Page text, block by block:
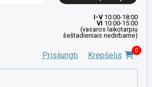
I-V10:00-18:00
VI 10:00-15:00
(vasaros laikotarpiu
šeštadieniais nedirbame)
Prisijungti Krepšelis 0